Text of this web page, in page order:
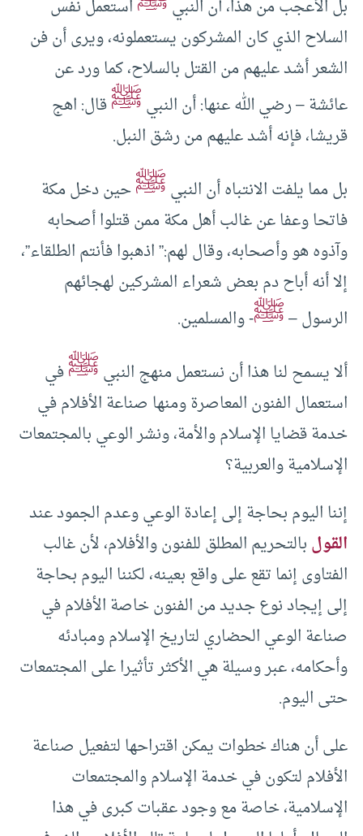
بل الأعجب من هذا، أن النبي
استعمل نفس
السلاح الذي كان المشركون يستعملونه، ويرى أن فن
الشعر أشد عليهم من القتل بالسلاح، كما ورد عن
عائشة – رضي الله عنها: أن النبيﷺقال: اهج
قريشا، فإنه أشد عليهم من رشق النبل.
بل مما يلفت الانتباه أن النبيﷺحين دخل مكة
فاتحا وعفا عن غالب أهل مكة ممن قتلوا أصحابه
وآذوه هو وأصحابه، وقال لهم:” اذهبوا فأنتم الطلقاء”،
إلا أنه أباح دم بعض شعراء المشركين لهجائهم
الرسول –ﷺ- والمسلمين.
ألا يسمح لنا هذا أن نستعمل منهج النبيﷺفي
استعمال الفنون المعاصرة ومنها صناعة الأفلام في
خدمة قضايا الإسلام والأمة، ونشر الوعي بالمجتمعات
الإسلامية والعربية؟
إننا اليوم بحاجة إلى إعادة الوعي وعدم الجمود عند
القولبالتحريم المطلق للفنون والأفلام، لأن غالب
الفتاوى إنما تقع على واقع بعينه، لكننا اليوم بحاجة
إلى إيجاد نوع جديد من الفنون خاصة الأفلام في
صناعة الوعي الحضاري لتاريخ الإسلام ومبادئه
وأحكامه، عبر وسيلة هي الأكثر تأثيرا على المجتمعات
حتى اليوم.
على أن هناك خطوات يمكن اقتراحها لتفعيل صناعة
الأفلام لتكون في خدمة الإسلام والمجتمعات
الإسلامية، خاصة مع وجود عقبات كبرى في هذا